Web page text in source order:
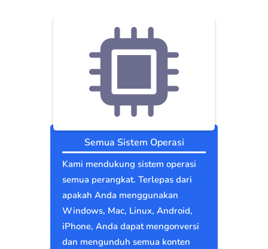
Semua Sistem Operasi
Kami mendukung sistem operasi
semua perangkat. Terlepas dari
apakah Anda menggunakan
Windows, Mac, Linux, Android,
iPhone, Anda dapat mengonversi
dan mengunduh semua konten